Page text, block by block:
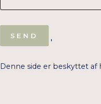
SEND
'
Denne side er beskyttet af